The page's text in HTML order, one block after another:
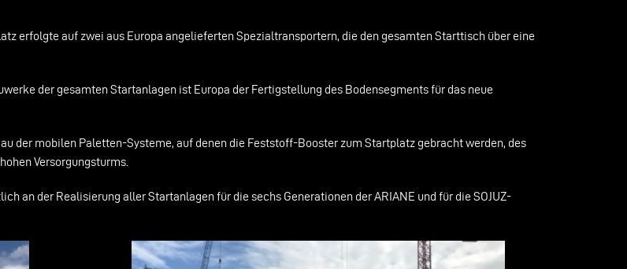
erfolgte auf zwei aus Europa angelieferten Spezialtransportern, die den gesamten Starttisch über eine
der gesamten Startanlagen ist Europa der Fertigstellung des Bodensegments für das neue
der mobilen Paletten-Systeme, auf denen die Feststoff-Booster zum Startplatz gebracht werden, des
Versorgungsturms.
an der Realisierung aller Startanlagen für die sechs Generationen der ARIANE und für die SOJUZ-